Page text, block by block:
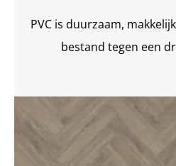
PVC is duurzaam,
bestand tegen een